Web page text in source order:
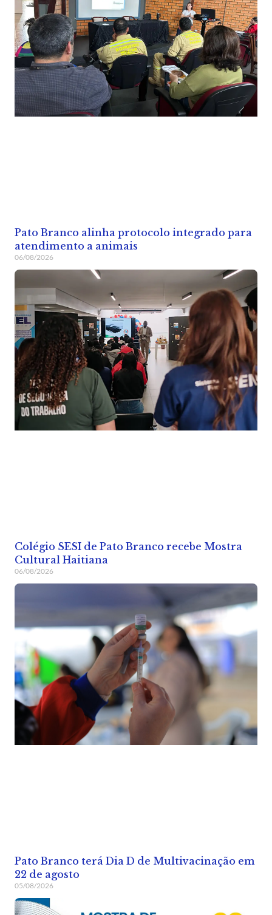
Pato Branco alinha protocolo integrado para
atendimento a animais
06/08/2026
Colégio SESI de Pato Branco recebe Mostra
Cultural Haitiana
06/08/2026
Pato Branco terá Dia D de Multivacinação em
22 de agosto
05/08/2026